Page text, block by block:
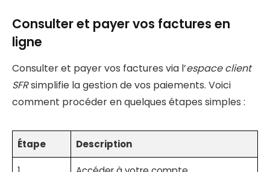
Consulter et payer vos factures en
ligne
Consulter et payer vos factures via l’espace client
SFRsimplifie la gestion de vos paiements. Voici
comment procéder en quelques étapes simples :
Étape Description